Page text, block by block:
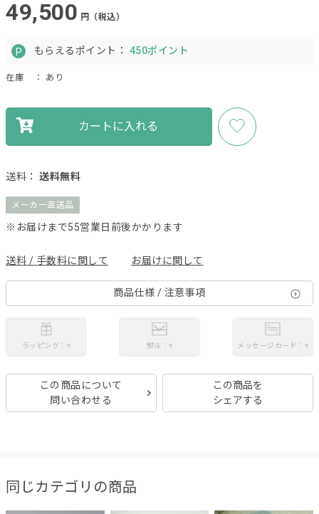
49,500 円（税込）
もらえるポイント： 450ポイント
在庫 ： あり
カートに入れる
送料： 送料無料
メーカー直送品
※お届けまで55営業日前後かかります
送料 / 手数料に関して お届けに関して
商品仕様 / 注意事項
ラッピング：× 熨斗：× メッセージカード：×
この商品について
問い合わせる
この商品を
シェアする
同じカテゴリの商品